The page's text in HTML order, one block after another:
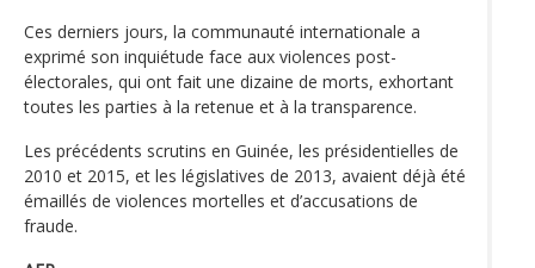
Ces derniers jours, la communauté internationale a
exprimé son inquiétude face aux violences post-
électorales, qui ont fait une dizaine de morts, exhortant
toutes les parties à la retenue et à la transparence.
Les précédents scrutins en Guinée, les présidentielles de
2010 et 2015, et les législatives de 2013, avaient déjà été
émaillés de violences mortelles et d’accusations de
fraude.